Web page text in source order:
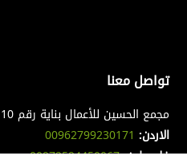
تواصل معنا
مجمع الحسين للأعمال بناية رقم 10
الاردن: 00962799230171
فلسطين:00972594450067